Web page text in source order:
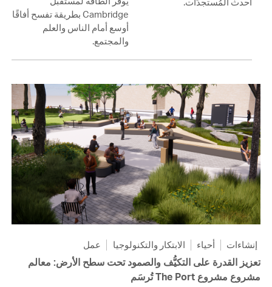
Cambridge بطريقة تفسح أفاقًا
أوسع أمام الناس والعلم
والمجتمع.
إنشاءات أحياء الابتكار والتكنولوجيا عمل
تعزيز القدرة على التكيُّف والصمود تحت سطح الأرض: معالم
مشروع مشروع The Port تُرسَم